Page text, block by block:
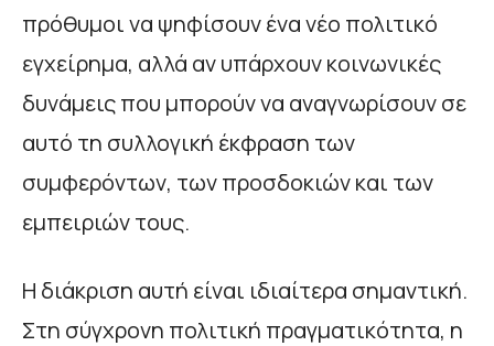
πρόθυμοι να ψηφίσουν ένα νέο πολιτικό
εγχείρημα, αλλά αν υπάρχουν κοινωνικές
δυνάμεις που μπορούν να αναγνωρίσουν σε
αυτό τη συλλογική έκφραση των
συμφερόντων, των προσδοκιών και των
εμπειριών τους.
Η διάκριση αυτή είναι ιδιαίτερα σημαντική.
Στη σύγχρονη πολιτική πραγματικότητα, η